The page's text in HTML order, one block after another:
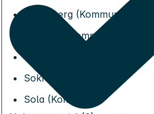
Randaberg (Kommune)
Sandnes (Kommune)
Sauda (Kommune)
Sokndal (Kommune)
Sola (Kommune)